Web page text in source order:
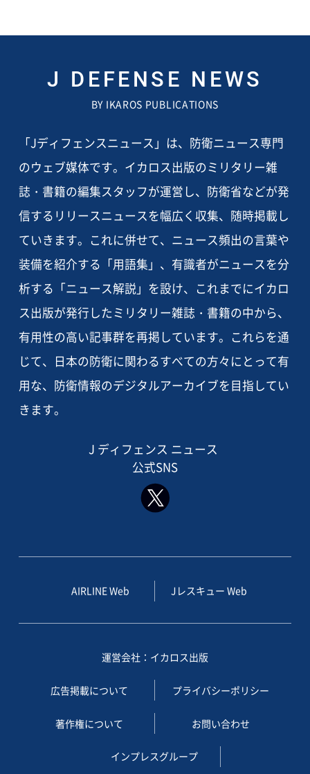
J DEFENSE NEWS
BY IKAROS PUBLICATIONS
「Jディフェンスニュース」は、防衛ニュース専門
のウェブ媒体です。イカロス出版のミリタリー雑
誌・書籍の編集スタッフが運営し、防衛省などが発
信するリリースニュースを幅広く収集、随時掲載し
ていきます。これに併せて、ニュース頻出の言葉や
装備を紹介する「用語集」、有識者がニュースを分
析する「ニュース解説」を設け、これまでにイカロ
ス出版が発行したミリタリー雑誌・書籍の中から、
有用性の高い記事群を再掲しています。これらを通
じて、日本の防衛に関わるすべての方々にとって有
用な、防衛情報のデジタルアーカイブを目指してい
きます。
J ディフェンス ニュース
公式SNS
AIRLINE Web Jレスキュー Web
運営会社：イカロス出版
広告掲載について プライバシーポリシー
著作権について お問い合わせ
インプレスグループ